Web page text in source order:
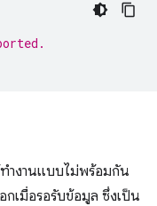
ำงานแบบไม่พร้อมกัน
กเมื่อรอรับข้อมูล ซึ่งเป็น